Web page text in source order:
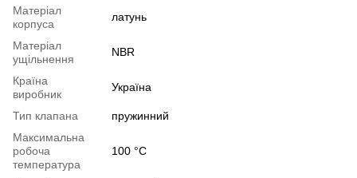
Матеріал
корпуса
латунь
Матеріал
ущільнення
NBR
Країна
виробник
Україна
Тип клапана
пружинний
Максимальна
робоча
температура
100 °C